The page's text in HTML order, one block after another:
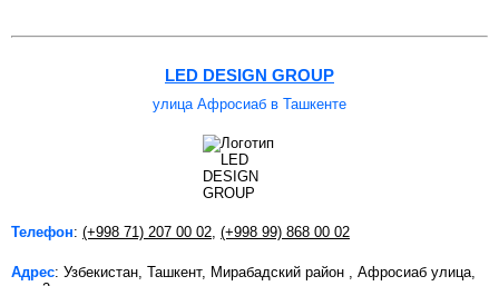
LED DESIGN GROUP
улица Афросиаб в Ташкенте
Телефон: (+998 71) 207 00 02 (+998 99) 868 00 02
Адрес: Узбекистан, Ташкент, Мирабадский район , Афросиаб улица,